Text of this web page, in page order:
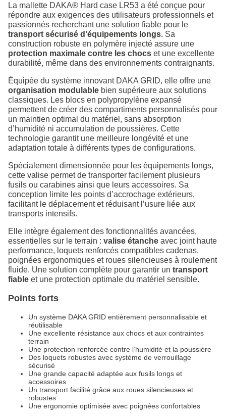
La mallette DAKA® Hard case LR53 a été conçue pour
répondre aux exigences des utilisateurs professionnels et
passionnés recherchant une solution fiable pour le
transport sécurisé d’équipements longs. Sa
construction robuste en polymère injecté assure une
protection maximale contre les chocs et une excellente
durabilité, même dans des environnements contraignants.
Équipée du système innovant DAKA GRID, elle offre une
organisation modulable bien supérieure aux solutions
classiques. Les blocs en polypropylène expansé
permettent de créer des compartiments personnalisés pour
un maintien optimal du matériel, sans absorption
d’humidité ni accumulation de poussières. Cette
technologie garantit une meilleure longévité et une
adaptation totale à différents types de configurations.
Spécialement dimensionnée pour les équipements longs,
cette valise permet de transporter facilement plusieurs
fusils ou carabines ainsi que leurs accessoires. Sa
conception limite les points d’accrochage extérieurs,
facilitant le déplacement et réduisant l’usure liée aux
transports intensifs.
Elle intègre également des fonctionnalités avancées,
essentielles sur le terrain : valise étanche avec joint haute
performance, loquets renforcés compatibles cadenas,
poignées ergonomiques et roues silencieuses à roulement
fluide. Une solution complète pour garantir un transport
fiable et une protection optimale du matériel sensible.
Points forts
Un système DAKA GRID entièrement personnalisable et
réutilisable
Une excellente résistance aux chocs et aux contraintes
terrain
Une protection renforcée contre l’humidité et la poussière
Des loquets robustes avec système de verrouillage
sécurisé
Une grande capacité adaptée aux fusils longs et
accessoires
Un transport facilité grâce aux roues silencieuses et
robustes
Une ergonomie optimisée avec poignées confortables